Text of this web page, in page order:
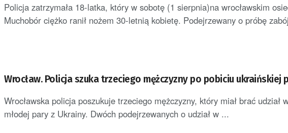
Policja zatrzymała 18-latka, który w sobotę (1 sierpnia)na wrocławskim
Muchobór ciężko ranił nożem 30-letnią kobietę. Podejrzewany o próbę
Wrocław. Policja szuka trzeciego mężczyzny po pobiciu ukraińskiej
Wrocławska policja poszukuje trzeciego mężczyzny, który miał brać udział
młodej pary z Ukrainy. Dwóch podejrzewanych o udział w ...